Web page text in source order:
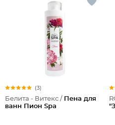
(3)
Белита - Витекс / Пена для
ванн Пион Spa